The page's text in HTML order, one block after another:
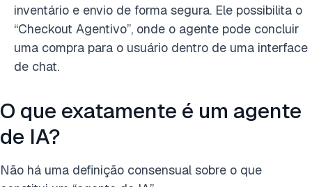
inventário e envio de forma segura. Ele possibilita o
“Checkout Agentivo”, onde o agente pode concluir
uma compra para o usuário dentro de uma interface
de chat.
O que exatamente é um agente
de IA?
Não há uma definição consensual sobre o que